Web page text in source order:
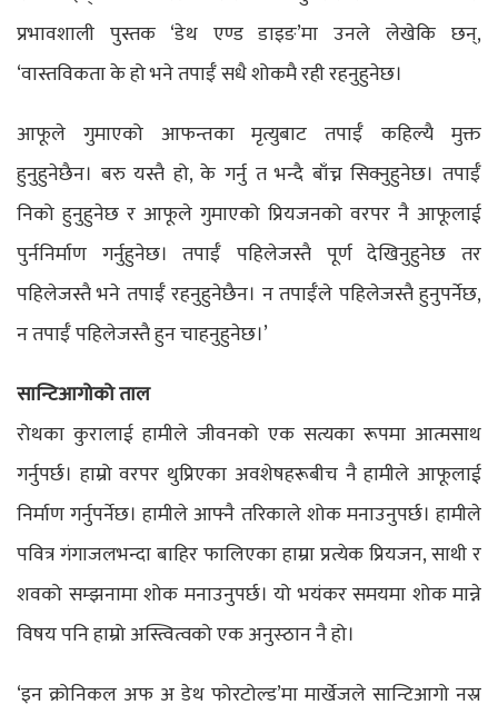
प्रभावशाली पुस्तक ‘डेथ एण्ड डाइङ’मा उनले लेखेकि छन्,
‘वास्तविकता के हो भने तपाईँ सधै शोकमै रही रहनुहुनेछ।
आफूले गुमाएको आफन्तका मृत्युबाट तपाईँ कहिल्यै मुक्त
हुनुहुनेछैन। बरु यस्तै हो, के गर्नु त भन्दै बाँच्न सिक्नुहुनेछ। तपाईँ
निको हुनुहुनेछ र आफूले गुमाएको प्रियजनको वरपर नै आफूलाई
पुर्ननिर्माण गर्नुहुनेछ। तपाईँ पहिलेजस्तै पूर्ण देखिनुहुनेछ तर
पहिलेजस्तै भने तपाईँ रहनुहुनेछैन। न तपाईँले पहिलेजस्तै हुनुपर्नेछ,
न तपाईँ पहिलेजस्तै हुन चाहनुहुनेछ।’
सान्टिआगोको ताल
रोथका कुरालाई हामीले जीवनको एक सत्यका रूपमा आत्मसाथ
गर्नुपर्छ। हाम्रो वरपर थुप्रिएका अवशेषहरूबीच नै हामीले आफूलाई
निर्माण गर्नुपर्नेछ। हामीले आफ्नै तरिकाले शोक मनाउनुपर्छ। हामीले
पवित्र गंगाजलभन्दा बाहिर फालिएका हाम्रा प्रत्येक प्रियजन, साथी र
शवको सम्झनामा शोक मनाउनुपर्छ। यो भयंकर समयमा शोक मान्ने
विषय पनि हाम्रो अस्त्वित्वको एक अनुस्ठान नै हो।
‘इन क्रोनिकल अफ अ डेथ फोरटोल्ड’मा मार्खेजले सान्टिआगो नस्र